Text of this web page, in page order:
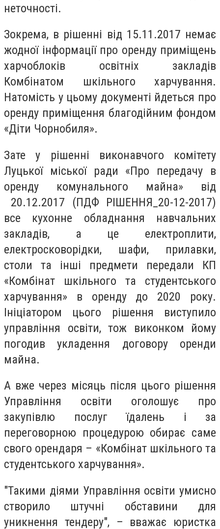
неточності.
Зокрема, в рішенні від 15.11.2017 немає
жодної інформації про оренду приміщень
харчоблоків освітніх закладів
Комбінатом шкільного харчування.
Натомість у цьому документі йдеться про
оренду приміщення благодійним фондом
«Діти Чорнобиля».
Зате у рішенні виконавчого комітету
Луцької міської ради «Про передачу в
оренду комунального майна» від
20.12.2017 (ПДФ РІШЕННЯ_20-12-2017)
все кухонне обладнання навчальних
закладів, а це електроплити,
електросковорідки, шафи, прилавки,
столи та інші предмети передали КП
«Комбінат шкільного та студентського
харчування» в оренду до 2020 року.
Ініціатором цього рішення виступило
управління освіти, тож виконком йому
погодив укладення договору оренди
майна.
А вже через місяць після цього рішення
Управління освіти оголошує про
закупівлю послуг їдалень і за
переговорною процедурою обирає саме
свого орендаря – «Комбінат шкільного та
студентського харчування».
"Такими діями Управління освіти умисно
створило штучні обставини для
уникнення тендеру", – вважає юристка